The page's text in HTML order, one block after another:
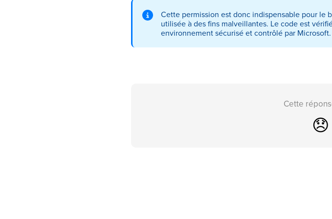
Cette permission est donc indispensable pour
utilisée à des fins malveillantes. Le code est
environnement sécurisé et contrôlé par Microsoft.
Cette
😞